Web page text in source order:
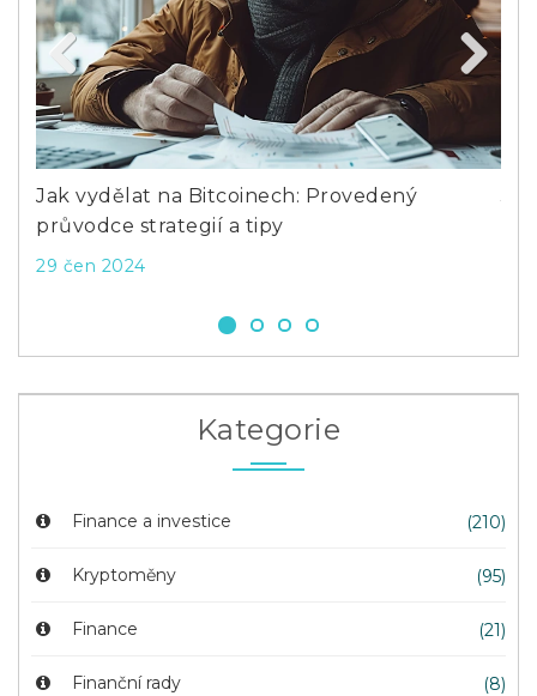
Jak koupit fyzické akcie: Průvodce nákupem
listin v roce 2026
7 dub 2026
Previous Next
Kategorie
Finance a investice (210)
Kryptoměny (95)
Finance (21)
Finanční rady (8)